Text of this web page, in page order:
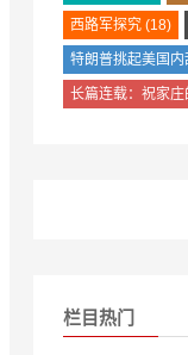
西路军探究 (18)
特朗普挑起美国内
长篇连载：祝家庄
栏目热门